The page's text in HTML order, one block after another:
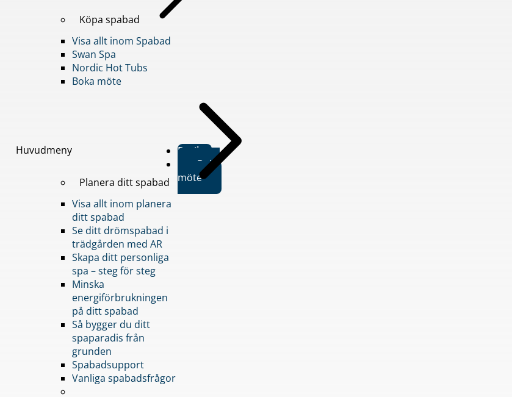
Huvudmeny
Köpa spabad
Visa allt inom Spabad
Swan Spa
Nordic Hot Tubs
Boka möte
Planera ditt spabad
Visa allt inom planera
ditt spabad
Se ditt drömspabad i
trädgården med AR
Skapa ditt personliga
spa – steg för steg
Minska
energiförbrukningen
på ditt spabad
Så bygger du ditt
spaparadis från
grunden
Spabadsupport
Vanliga spabadsfrågor
Butiker
Boka
möte